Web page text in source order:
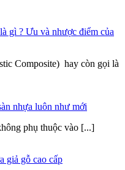
gì ? Ưu và nhược điểm của
Composite) hay còn gọi là
nhựa luôn như mới
phụ thuộc vào [...]
giả gỗ cao cấp